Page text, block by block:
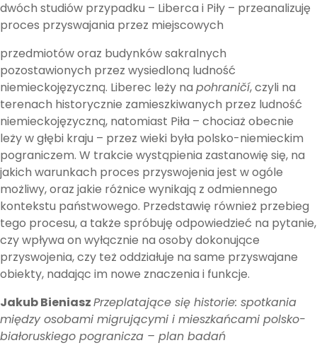
dwóch studiów przypadku – Liberca i Piły – przeanalizuję
proces przyswajania przez miejscowych
przedmiotów oraz budynków sakralnych
pozostawionych przez wysiedloną ludność
niemieckojęzyczną. Liberec leży na pohraničí, czyli na
terenach historycznie zamieszkiwanych przez ludność
niemieckojęzyczną, natomiast Piła – chociaż obecnie
leży w głębi kraju – przez wieki była polsko-niemieckim
pograniczem. W trakcie wystąpienia zastanowię się, na
jakich warunkach proces przyswojenia jest w ogóle
możliwy, oraz jakie różnice wynikają z odmiennego
kontekstu państwowego. Przedstawię również przebieg
tego procesu, a także spróbuję odpowiedzieć na pytanie,
czy wpływa on wyłącznie na osoby dokonujące
przyswojenia, czy też oddziałuje na same przyswajane
obiekty, nadając im nowe znaczenia i funkcje.
Jakub BieniaszPrzeplatające się historie: spotkania
między osobami migrującymi i mieszkańcami polsko-
białoruskiego pogranicza – plan badań